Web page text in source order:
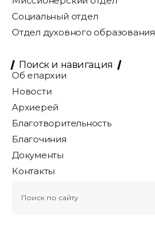
Социальный отдел
Отдел духовного образования
Поиск и навигация
Об епархии
Новости
Архиерей
Благотворительность
Благочиния
Документы
Контакты